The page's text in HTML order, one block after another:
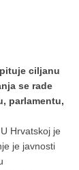
ciljanu
se rade
parlamentu,
Hrvatskoj je
je javnosti